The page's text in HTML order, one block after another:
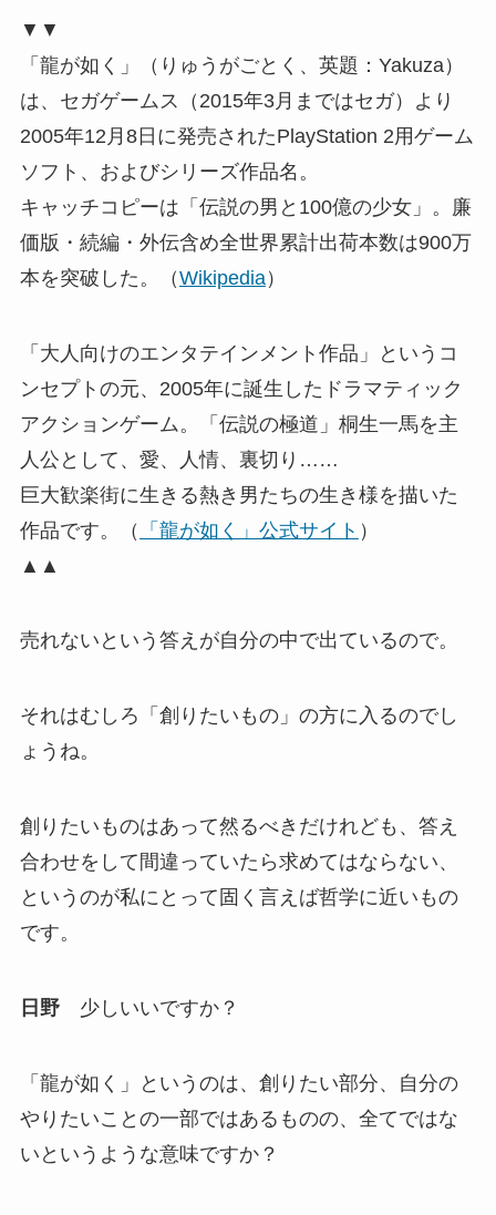
▼▼
「龍が如く」（りゅうがごとく、英題：Yakuza）
は、セガゲームス（2015年3月まではセガ）より
2005年12月8日に発売されたPlayStation 2用ゲーム
ソフト、およびシリーズ作品名。
キャッチコピーは「伝説の男と100億の少女」。廉
価版・続編・外伝含め全世界累計出荷本数は900万
本を突破した。（Wikipedia）
「大人向けのエンタテインメント作品」というコ
ンセプトの元、2005年に誕生したドラマティック
アクションゲーム。「伝説の極道」桐生一馬を主
人公として、愛、人情、裏切り……
巨大歓楽街に生きる熱き男たちの生き様を描いた
作品です。（
「龍が如く」公式サイト ）
▲▲
売れないという答えが自分の中で出ているので。
それはむしろ「創りたいもの」の方に入るのでし
ょうね。
創りたいものはあって然るべきだけれども、答え
合わせをして間違っていたら求めてはならない、
というのが私にとって固く言えば哲学に近いもの
です。
日野少しいいですか？
「龍が如く」というのは、創りたい部分、自分の
やりたいことの一部ではあるものの、全てではな
いというような意味ですか？